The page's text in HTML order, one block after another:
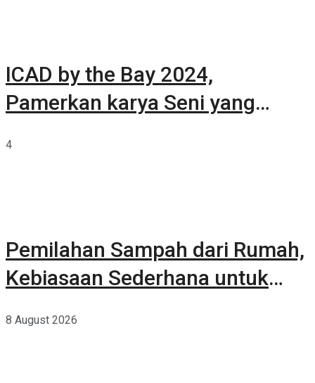
ICAD by the Bay 2024,
Pamerkan karya Seni yang
4
Pemilahan Sampah dari Rumah,
Kebiasaan Sederhana untuk
8 August 2026